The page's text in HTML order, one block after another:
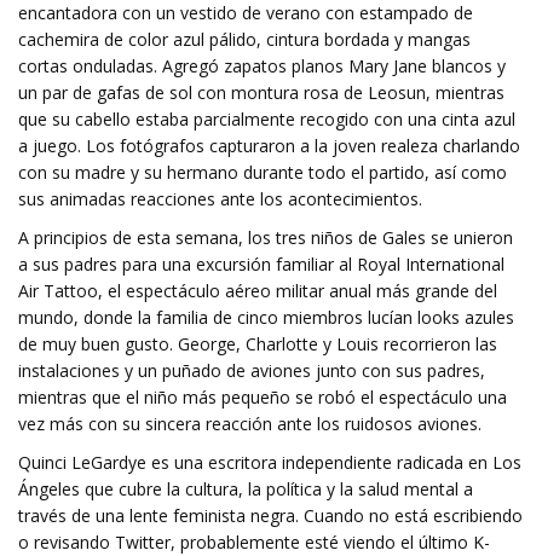
encantadora con un vestido de verano con estampado de
cachemira de color azul pálido, cintura bordada y mangas
cortas onduladas. Agregó zapatos planos Mary Jane blancos y
un par de gafas de sol con montura rosa de Leosun, mientras
que su cabello estaba parcialmente recogido con una cinta azul
a juego. Los fotógrafos capturaron a la joven realeza charlando
con su madre y su hermano durante todo el partido, así como
sus animadas reacciones ante los acontecimientos.
A principios de esta semana, los tres niños de Gales se unieron
a sus padres para una excursión familiar al Royal International
Air Tattoo, el espectáculo aéreo militar anual más grande del
mundo, donde la familia de cinco miembros lucían looks azules
de muy buen gusto. George, Charlotte y Louis recorrieron las
instalaciones y un puñado de aviones junto con sus padres,
mientras que el niño más pequeño se robó el espectáculo una
vez más con su sincera reacción ante los ruidosos aviones.
Quinci LeGardye es una escritora independiente radicada en Los
Ángeles que cubre la cultura, la política y la salud mental a
través de una lente feminista negra. Cuando no está escribiendo
o revisando Twitter, probablemente esté viendo el último K-